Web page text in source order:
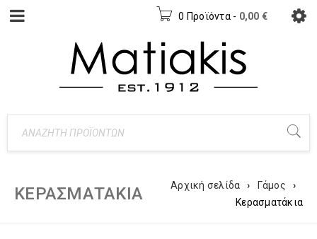
0 Προϊόντα - 0,00 €
ΚΕΡΑΣΜΑΤΆΚΙΑ Αρχική σελίδα › Γάμος
›
Κερασματάκια